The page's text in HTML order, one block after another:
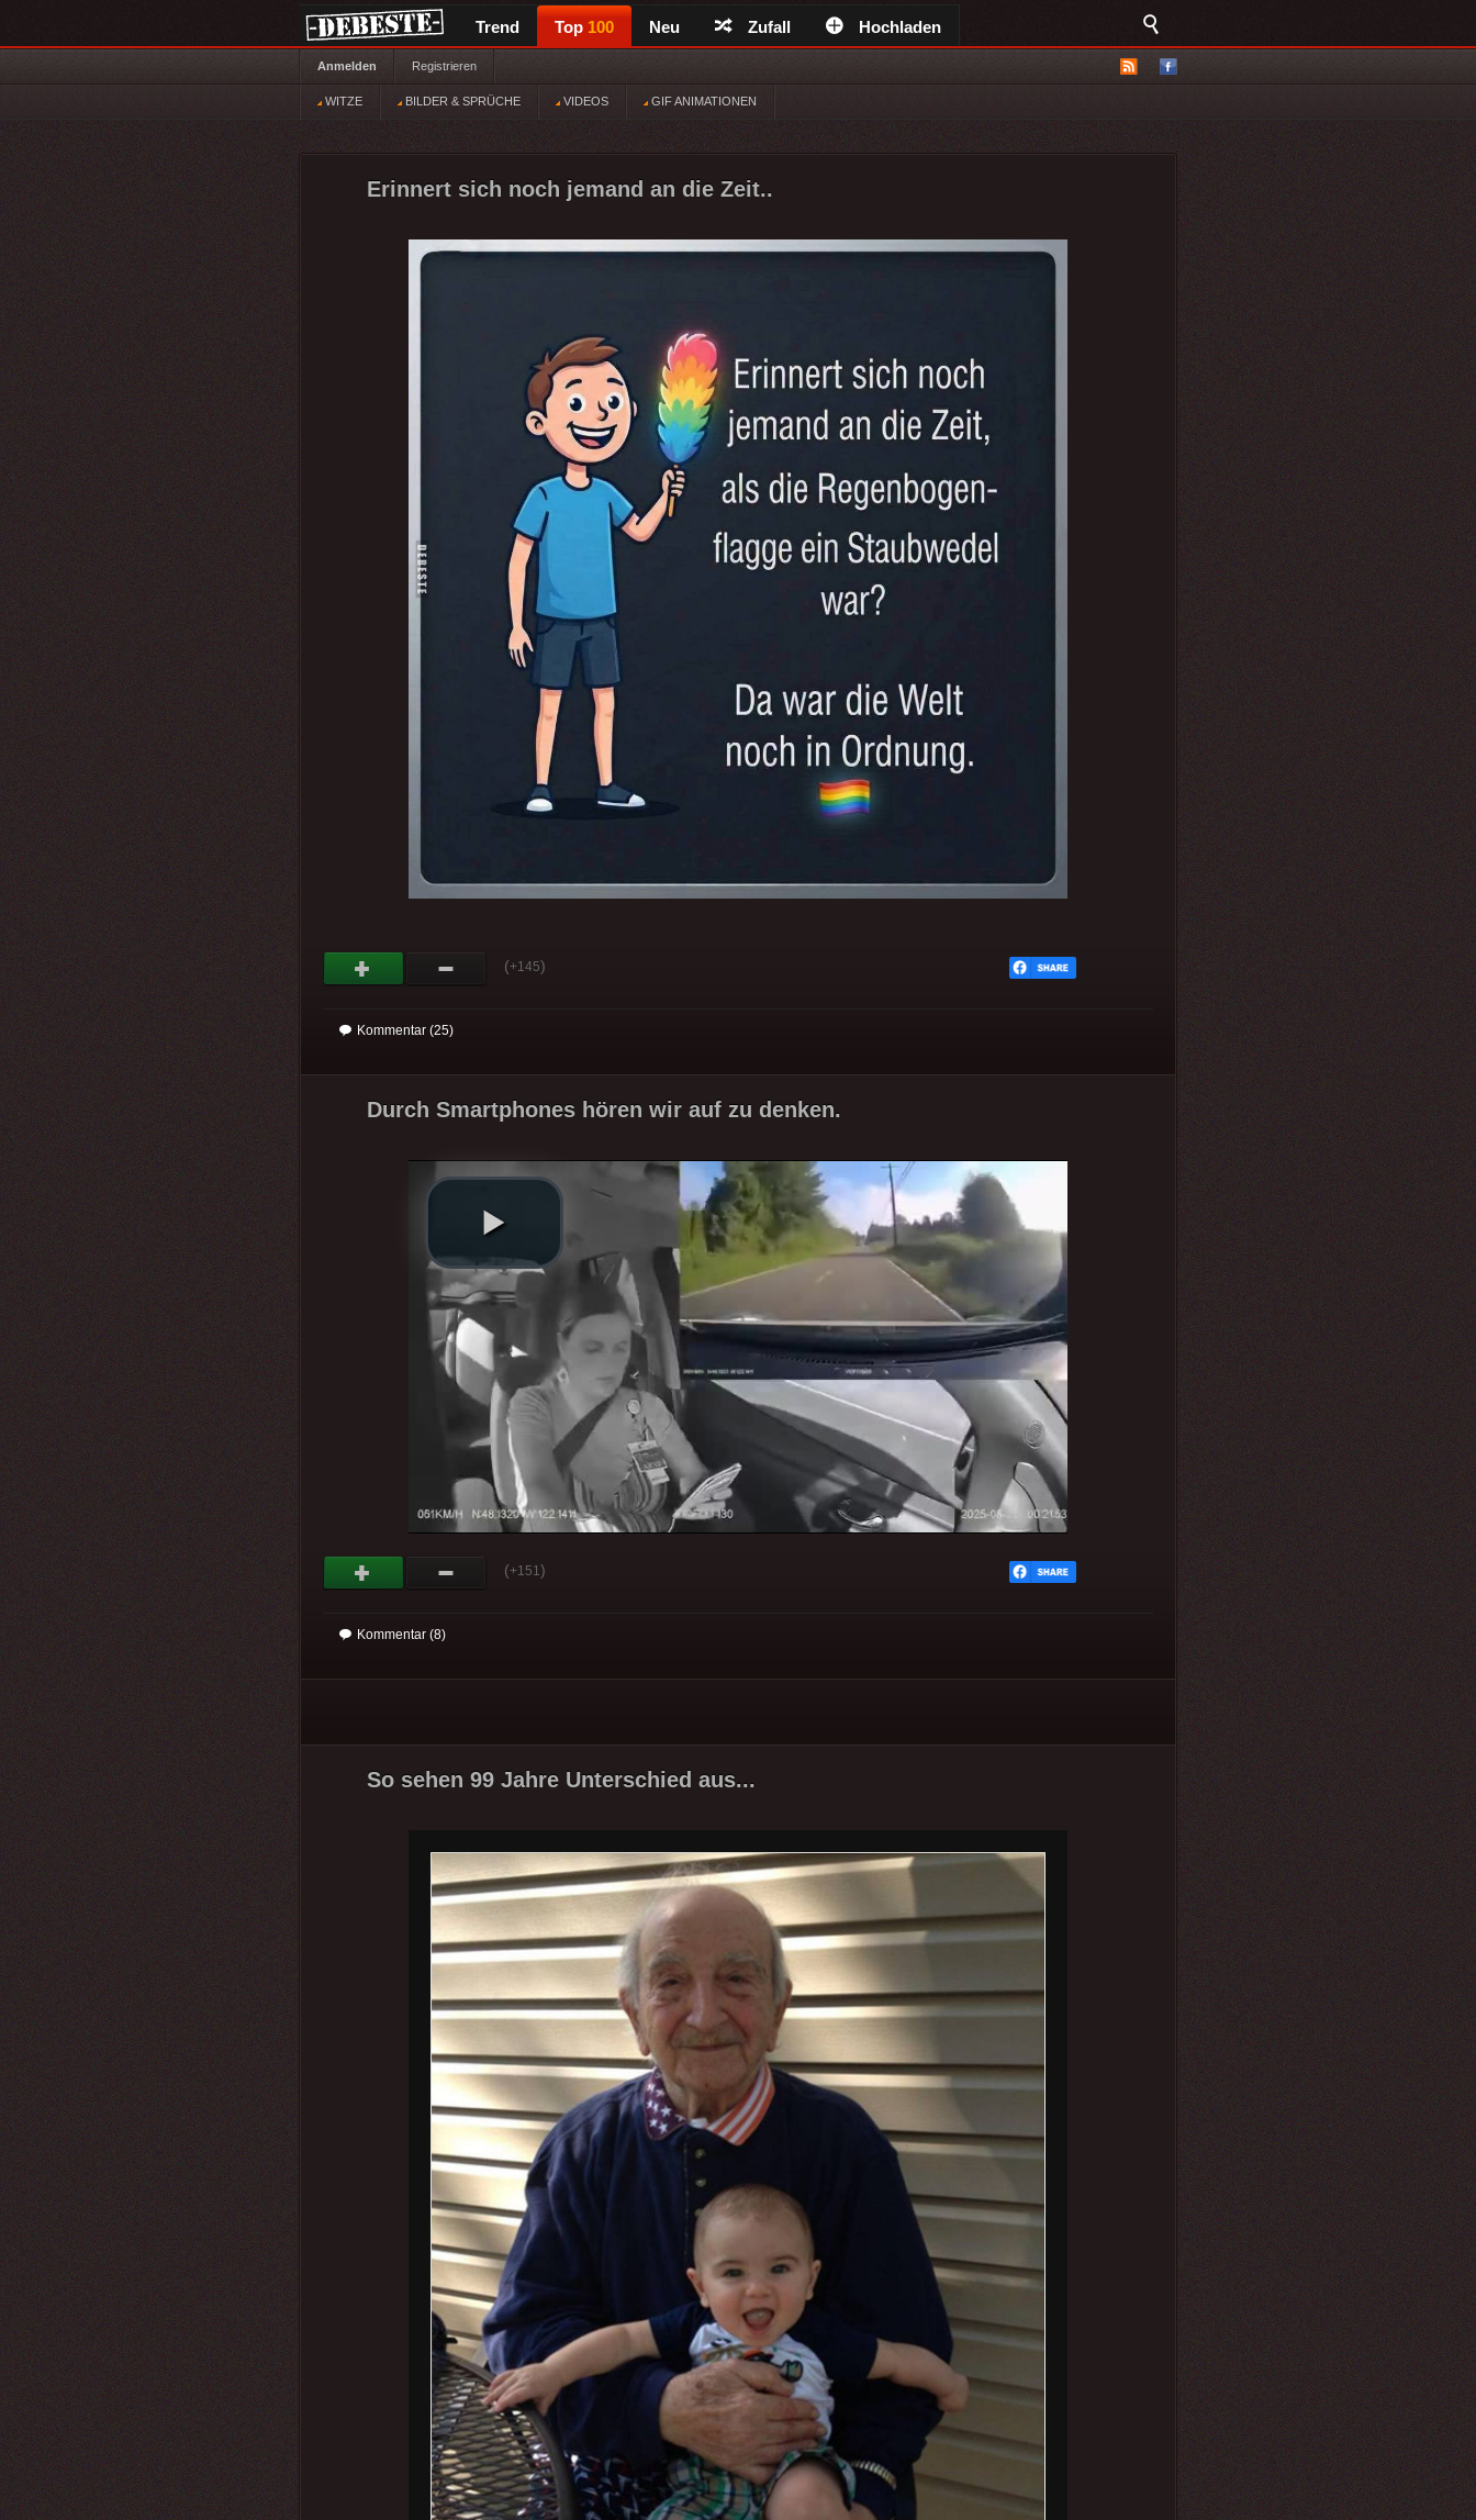
Trend Top 100 Neu Zufall Hochladen
Anmelden Registrieren
WITZE BILDER & SPRÜCHE VIDEOS GIF ANIMATIONEN
Erinnert sich noch jemand an die Zeit..
(+145)
Kommentar (25)
Durch Smartphones hören wir auf zu denken.
(+151 )
Kommentar (8)
So sehen 99 Jahre Unterschied aus...